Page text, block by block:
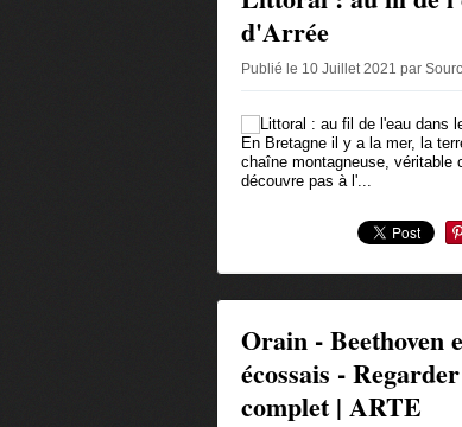
d'Arrée
Publié le 10 Juillet 2021 par
En Bretagne il y a la mer, la
chaîne montagneuse, véritable
découvre pas à l'...
Orain - Beethoven
écossais -
complet | ARTE